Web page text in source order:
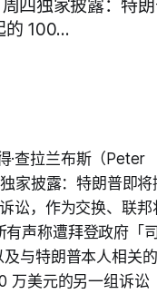
四独家披露：特
的 100…
·查拉兰布斯（Peter
家披露：特朗普即
讼，作为交换、联邦
声称遭拜登政府「司
与特朗普本人相关
万美元的另一组诉